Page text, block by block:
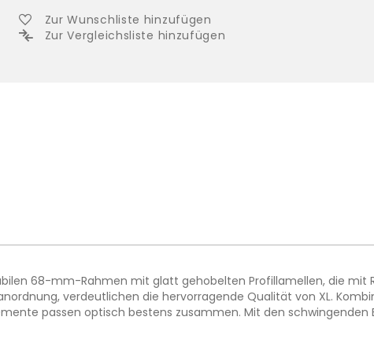
Zur Wunschliste hinzufügen
Zur Vergleichsliste hinzufügen
68-mm-Rahmen mit glatt gehobelten Profillamellen, die mit
verdeutlichen die hervorragende Qualität von XL.
passen optisch bestens zusammen. Mit den schwingenden